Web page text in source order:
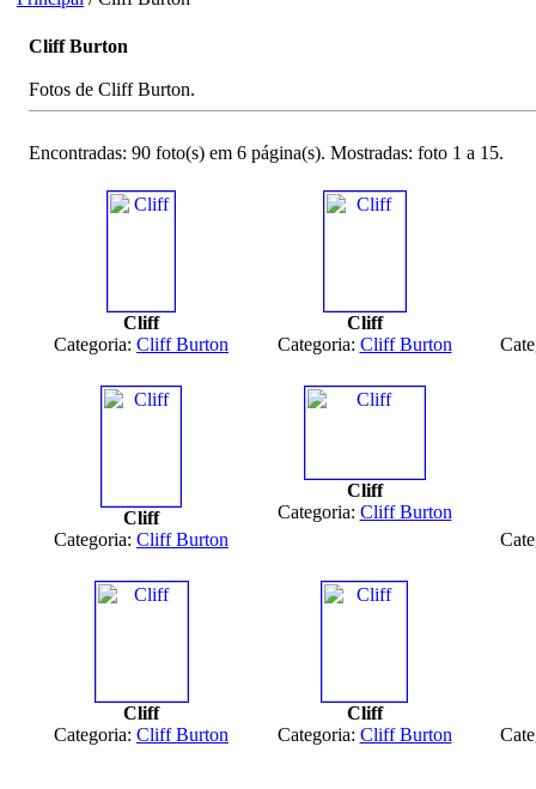
Cliff Burton
Fotos de Cliff Burton.
Encontradas: 90 foto(s) em 6 página(s). Mostradas: foto 1 a 15.
Cliff
Categoria: Cliff Burton
Cliff
Categoria: Cliff Burton
Cliff
Categoria: Cliff Burton
Cliff
Categoria: Cliff Burton
Cliff
Categoria: Cliff Burton
Cliff
Categoria: Cliff Burton